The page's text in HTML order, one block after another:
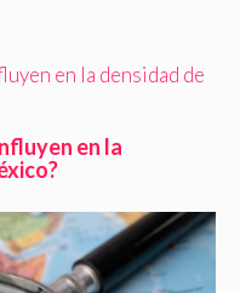
en la